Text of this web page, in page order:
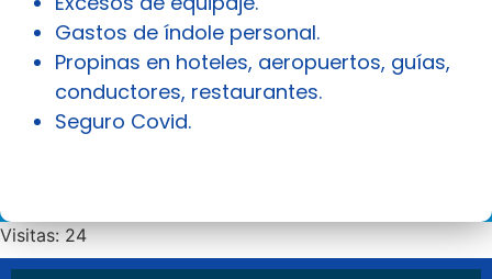
Gastos de índole personal.
Propinas en hoteles, aeropuertos, guías,
conductores, restaurantes.
Seguro Covid.
Visitas: 24